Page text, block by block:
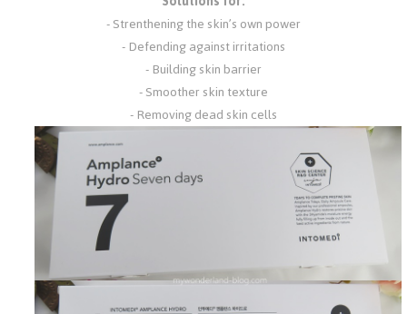
- Strenthening the skin’s own power
- Defending against irritations
- Building skin barrier
- Smoother skin texture
- Removing dead skin cells